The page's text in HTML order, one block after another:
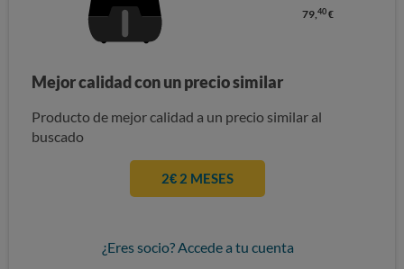
79,40€
Mejor calidad con un precio similar
Producto de mejor calidad a un precio similar al
buscado
2€ 2 MESES
¿Eres socio? Accede a tu cuenta